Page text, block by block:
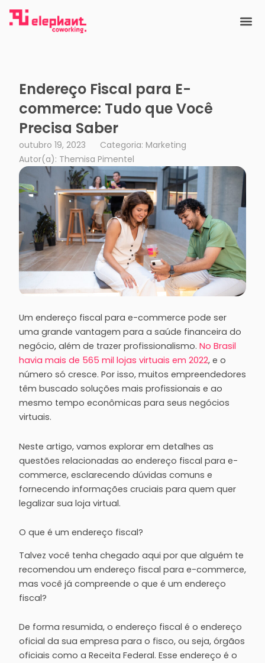
para
Endereço Fiscal para E-
commerce: Tudo que Você
Precisa Saber
outubro 19, 2023
Categoria: Marketing
Autor(a): Themisa Pimentel
Um endereço fiscal para e-commerce pode ser
uma grande vantagem para a saúde financeira do
negócio, além de trazer profissionalismo. No Brasil
havia mais de 565 mil lojas virtuais em 2022, e o
número só cresce. Por isso, muitos empreendedores
têm buscado soluções mais profissionais e ao
mesmo tempo econômicas para seus negócios
virtuais.
Neste artigo, vamos explorar em detalhes as
questões relacionadas ao endereço fiscal para e-
commerce, esclarecendo dúvidas comuns e
fornecendo informações cruciais para quem quer
legalizar sua loja virtual.
O que é um endereço fiscal?
Talvez você tenha chegado aqui por que alguém te
recomendou um endereço fiscal para e-commerce,
mas você já compreende o que é um endereço
fiscal?
De forma resumida, o endereço fiscal é o endereço
oficial da sua empresa para o fisco, ou seja, órgãos
oficiais como a Receita Federal. Esse endereço é o